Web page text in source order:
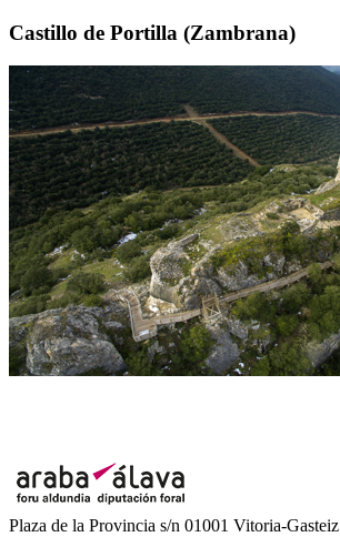
Castillo de Portilla (Zambrana)
Plaza de la Provincia s/n 01001 Vitoria-Gasteiz